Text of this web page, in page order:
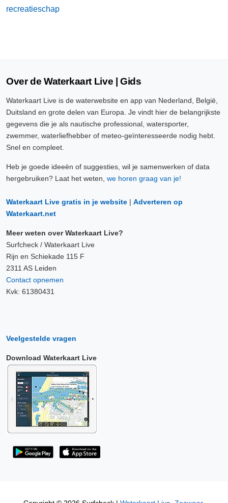
recreatieschap
Over de Waterkaart Live | Gids
Waterkaart Live is de waterwebsite en app van Nederland, België,
Duitsland en grote delen van Europa. Je vindt hier de belangrijkste
gegevens die je als nautische professional, watersporter,
zwemmer, waterliefhebber of meteo-geïnteresseerde nodig hebt.
Snel en compleet.
Heb je goede ideeën of suggesties, wil je samenwerken of data
hergebruiken? Laat het weten, we horen graag van je!
Waterkaart Live gratis in je website | Adverteren op
Waterkaart.net
Meer weten over Waterkaart Live?
Surfcheck / Waterkaart Live
Rijn en Schiekade 115 F
2311 AS Leiden
Contact opnemen
Kvk: 61380431
Veelgestelde vragen
Download Waterkaart Live